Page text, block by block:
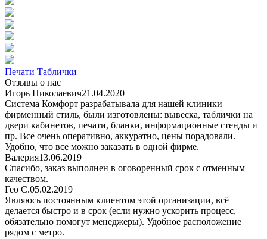
Печати Таблички
Отзывы о нас
Игорь Николаевич21.04.2020
Система Комфорт разрабатывала для нашей клиники
фирменный стиль, были изготовлены: вывеска, таблички на
двери кабинетов, печати, бланки, информационные стенды и
пр. Все очень оперативно, аккуратно, цены порадовали.
Удобно, что все можно заказать в одной фирме.
Валерия13.06.2019
Спасибо, заказ выполнен в оговоренный срок с отменным
качеством.
Гео С.05.02.2019
Являюсь постоянным клиентом этой организации, всё
делается быстро и в срок (если нужно ускорить процесс,
обязательно помогут менеджеры). Удобное расположение
рядом с метро.